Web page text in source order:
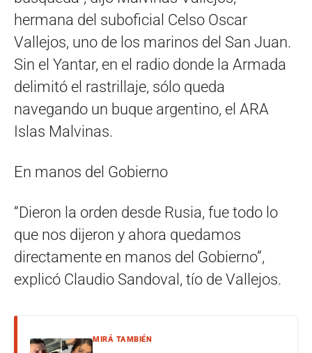
hermana del suboficial Celso Oscar
Vallejos, uno de los marinos del San Juan.
Sin el Yantar, en el radio donde la Armada
delimitó el rastrillaje, sólo queda
navegando un buque argentino, el ARA
Islas Malvinas.
En manos del Gobierno
“Dieron la orden desde Rusia, fue todo lo
que nos dijeron y ahora quedamos
directamente en manos del Gobierno”,
explicó Claudio Sandoval, tío de Vallejos.
MIRÁ TAMBIÉN